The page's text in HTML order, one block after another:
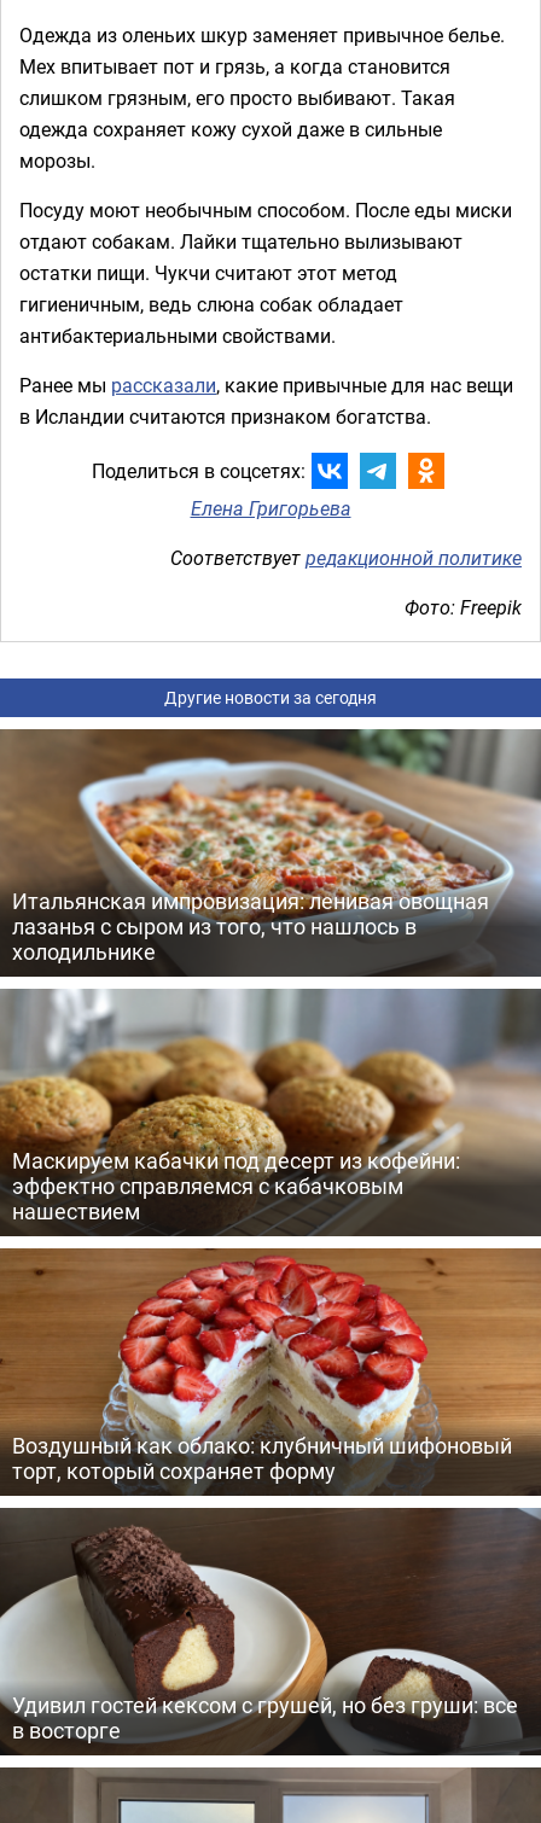
Одежда из оленьих шкур заменяет привычное белье.
Мех впитывает пот и грязь, а когда становится
слишком грязным, его просто выбивают. Такая
одежда сохраняет кожу сухой даже в сильные
морозы.
Посуду моют необычным способом. После еды миски
отдают собакам. Лайки тщательно вылизывают
остатки пищи. Чукчи считают этот метод
гигиеничным, ведь слюна собак обладает
антибактериальными свойствами.
Ранее мы рассказали, какие привычные для нас вещи
в Исландии считаются признаком богатства.
Поделиться в соцсетях:
Елена Григорьева
Соответствуетредакционной политике
Фото: Freepik
Другие новости за сегодня
Итальянская импровизация: ленивая овощная
лазанья с сыром из того, что нашлось в
холодильнике
Маскируем кабачки под десерт из кофейни:
эффектно справляемся с кабачковым
нашествием
Воздушный как облако: клубничный шифоновый
торт, который сохраняет форму
Удивил гостей кексом с грушей, но без груши: все
в восторге